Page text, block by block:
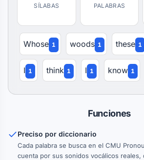
SÍLABAS PALABRAS
Whose 1 woods 1 these 1
I 1 think 1 I 1 know 1
Funciones
Preciso por diccionario
Cada palabra se busca en el CMU
cuenta por sus sonidos vocálicos